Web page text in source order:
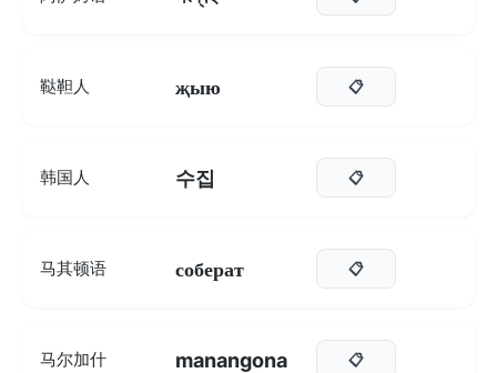
鞑靼人 җыю 📋
韩国人 수집 📋
马其顿语 соберат 📋
马尔加什 manangona 📋